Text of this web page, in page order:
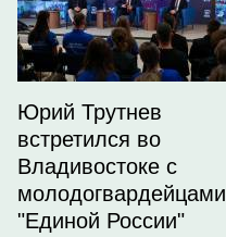
Юрий Трутнев
встретился во
Владивостоке с
молодогвардейцами
"Единой России"